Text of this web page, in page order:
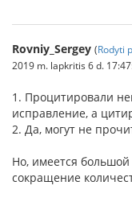
Rovniy_Sergey (Rodyti
2019 m. lapkritis 6 d.
1. Процитировали
исправление, а
2. Да, могут не
Но, имеется
сокращение